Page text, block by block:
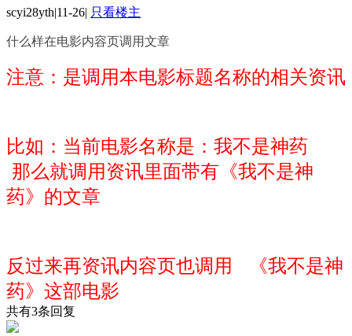
scyi28yth|11-26| 只看楼主
什么样在电影内容页调用文章
注意：是调用本电影标题名称的相关资讯
比如：当前电影名称是：我不是神药
那么就调用资讯里面带有《我不是神
药》的文章
反过来再资讯内容页也调用 《我不是神
药》这部电影
共有3条回复